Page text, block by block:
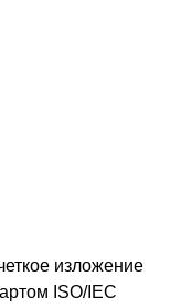
изложение
ISO/IEC